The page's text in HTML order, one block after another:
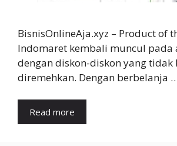
BisnisOnlineAja.xyz – Product of
Indomaret kembali muncul pada
dengan diskon-diskon yang tidak
diremehkan. Dengan berbelanja
Read more